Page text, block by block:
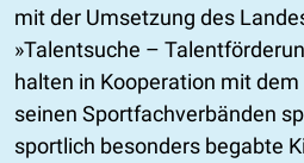
mit der Umsetzung des
»Talentsuche –
halten in Kooperation mit
seinen Sportfachverbänden
sportlich besonders begabte